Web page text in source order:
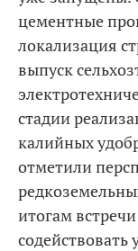
цементные
локализация
выпуск
стадии
калийных
отметили
итогам
содействовать